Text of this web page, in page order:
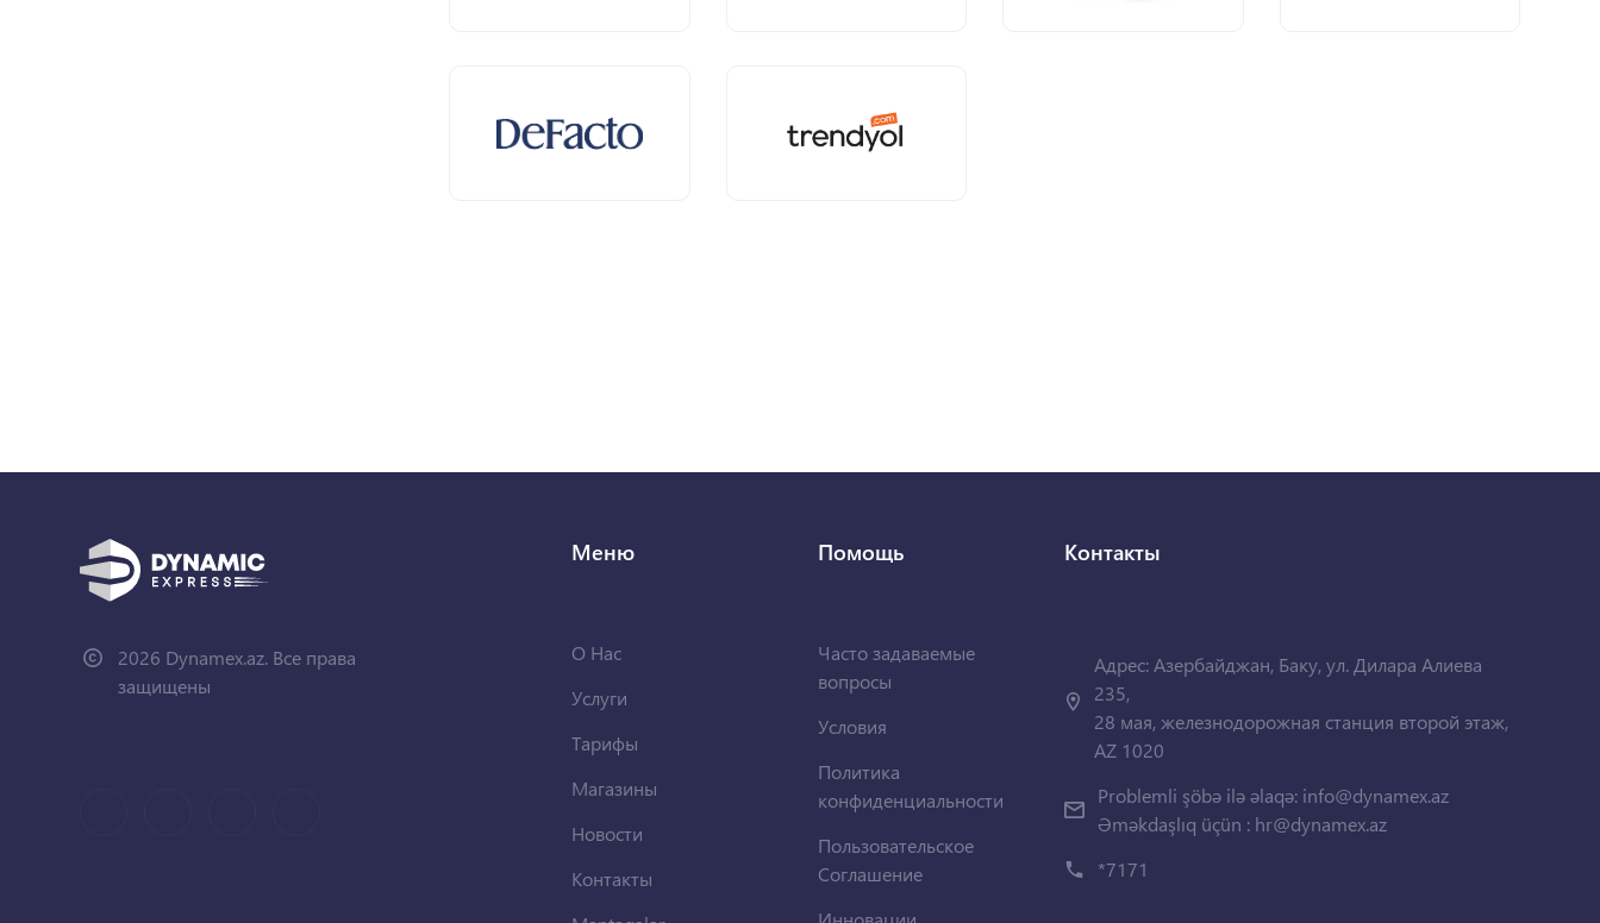
2026 Dynamex.az. Все права
защищены
Меню
О Нас
Услуги
Тарифы
Магазины
Новости
Контакты
Помощь
Часто задаваемые
вопросы
Условия
Политика
конфиденциальности
Пользовательское
Соглашение
Контакты
Адрес: Азербайджан, Баку, ул. Дилара Алиева
235,
28 мая, железнодорожная станция второй этаж,
AZ 1020
Problemli şöbə ilə əlaqə: info@dynamex.az
Əməkdaşlıq üçün : hr@dynamex.az
*7171